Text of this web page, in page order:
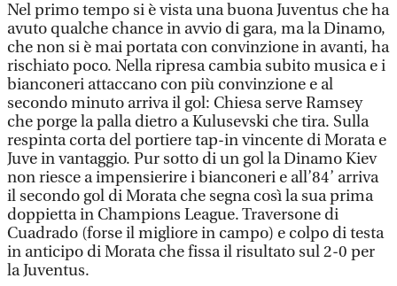
Nel primo tempo si è vista una buona Juventus che ha
avuto qualche chance in avvio di gara, ma la Dinamo,
che non si è mai portata con convinzione in avanti, ha
rischiato poco. Nella ripresa cambia subito musica e i
bianconeri attaccano con più convinzione e al
secondo minuto arriva il gol: Chiesa serve Ramsey
che porge la palla dietro a Kulusevski che tira. Sulla
respinta corta del portiere tap-in vincente di Morata e
Juve in vantaggio. Pur sotto di un gol la Dinamo Kiev
non riesce a impensierire i bianconeri e all’84’ arriva
il secondo gol di Morata che segna così la sua prima
doppietta in Champions League. Traversone di
Cuadrado (forse il migliore in campo) e colpo di testa
in anticipo di Morata che fissa il risultato sul 2-0 per
la Juventus.